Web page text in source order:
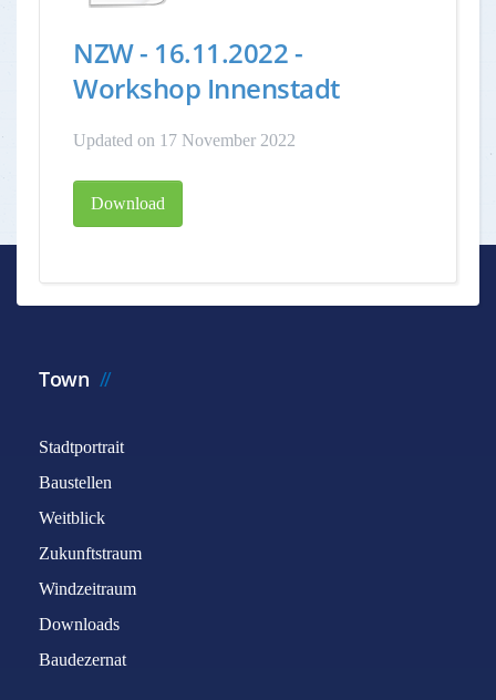
NZW - 16.11.2022 -
Workshop Innenstadt
Updated on 17 November 2022
Download
Town
Stadtportrait
Baustellen
Weitblick
Zukunftstraum
Windzeitraum
Downloads
Baudezernat